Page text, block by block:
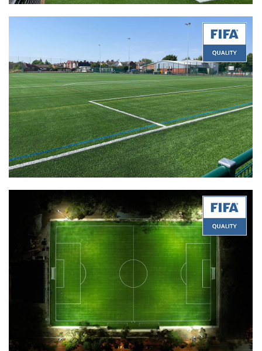
Quality:FIFA Quality
Product:Biplex AU 52-B2
Certificate Date:12/02/2022
Quality:
FIFA Quality
Product: Vmax 50-16
Certificate Date:11/29/2022